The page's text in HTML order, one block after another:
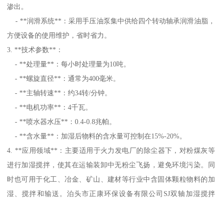
渗出。
- **润滑系统**：采用手压油泵集中供给四个转动轴承润滑油脂，
方便设备的使用维护，省时省力。
3. **技术参数**：
- **处理量**：每小时处理量为10吨。
- **螺旋直径**：通常为400毫米。
- **主轴转速**：约34转/分钟。
- **电机功率**：4千瓦。
- **喷水器水压**：0.4-0.8兆帕。
- **含水量**：加湿后物料的含水量可控制在15%-20%。
4. **应用领域**：主要适用于火力发电厂的除尘器下，对粉煤灰等
进行加湿搅拌，使其在运输装卸中无粉尘飞扬，避免环境污染。同
时也可用于化工、冶金、矿山、建材等行业中含固体颗粒物料的加
湿、搅拌和输送。泊头市正康环保设备有限公司SJ双轴加湿搅拌